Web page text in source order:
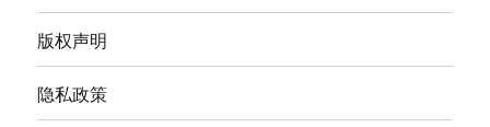
版权声明
隐私政策